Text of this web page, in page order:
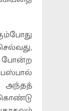
போன்ற
அந்தத்